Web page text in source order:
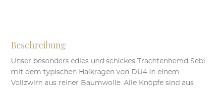
Varianten
Die
Optionen
können
auf
können
auf
der
Beschreibung
Unser besonders edles und schickes Trachtenhemd Sebi
mit dem typischen Haikragen von DU4 in einem
Vollzwirn aus reiner Baumwolle. Alle Knöpfe sind aus